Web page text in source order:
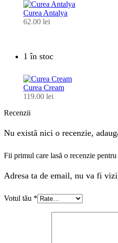
Curea Antalya
62.00 lei
1 în stoc
Curea Cream
119.00 lei
Recenzii
Nu există nici o recenzie,
Fii primul care lasă o recenzie
Adresa ta de email, nu va fi
Votul tău *